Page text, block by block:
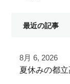
最近の記事
8月 6, 2026
夏休みの都